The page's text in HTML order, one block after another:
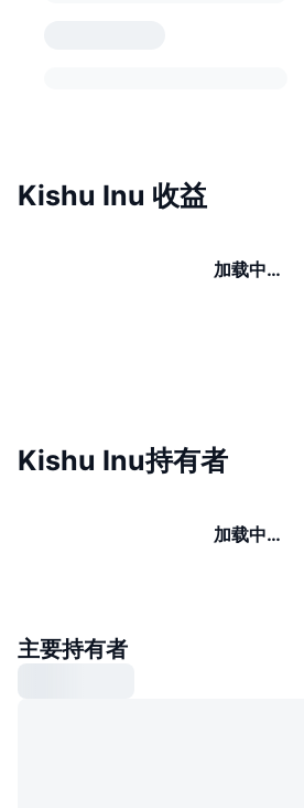
Kishu Inu 收益
加载中…
Kishu Inu持有者
加载中…
主要持有者